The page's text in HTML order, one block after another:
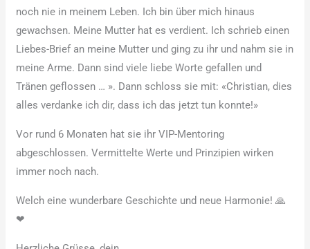
noch nie in meinem Leben. Ich bin über mich hinaus
gewachsen. Meine Mutter hat es verdient. Ich schrieb einen
Liebes-Brief an meine Mutter und ging zu ihr und nahm sie in
meine Arme. Dann sind viele liebe Worte gefallen und
Tränen geflossen … ». Dann schloss sie mit: «Christian, dies
alles verdanke ich dir, dass ich das jetzt tun konnte!»
Vor rund 6 Monaten hat sie ihr VIP-Mentoring
abgeschlossen. Vermittelte Werte und Prinzipien wirken
immer noch nach.
Welch eine wunderbare Geschichte und neue Harmonie! 🙏
❤